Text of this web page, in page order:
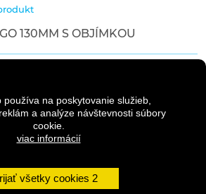
používa na poskytovanie služieb,
a analýze návštevnosti súbory
cookie.
viac informácií
všetky cookies
130MM S OBJÍMKOU
5 dní